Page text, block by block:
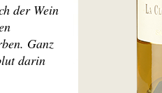
der Wein
Ganz
darin